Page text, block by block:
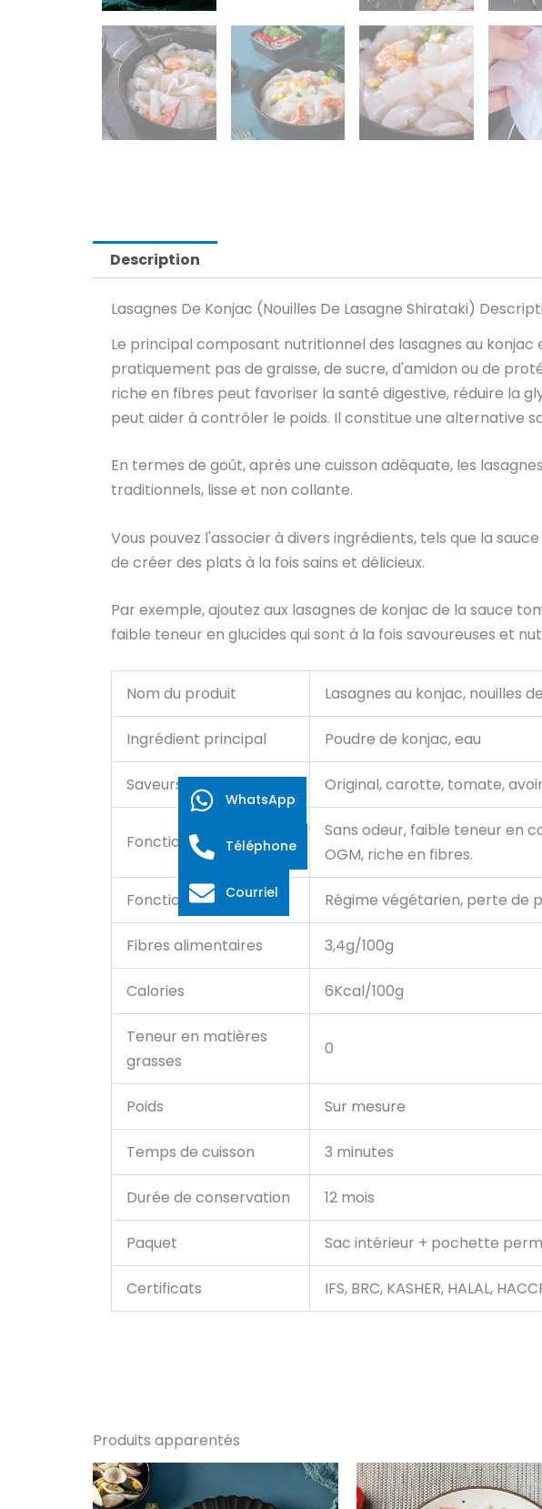
Description
Lasagnes De Konjac (nouilles De Lasagne Shirataki)
Le principal composant nutritionnel des lasagnes au konjac
pratiquement pas de graisse, de sucre, d'amidon ou de
riche en fibres peut favoriser la santé digestive, réduire la
peut aider à contrôler le poids. Il constitue une alternative
En termes de goût, après une cuisson adéquate, les
traditionnels, lisse et non collante.
Vous pouvez l'associer à divers ingrédients, tels que la
de créer des plats à la fois sains et délicieux.
Par exemple, ajoutez aux lasagnes de konjac de la sauce
faible teneur en glucides qui sont à la fois savoureuses et
Nom du produit Lasagnes au konjac, nouilles
Ingrédient principal Poudre de konjac, eau
Saveurs Original, carotte, tomate,
Fonctionnalité
Sans odeur, faible teneur en
OGM, riche en fibres.
Fonctions Régime végétarien, perte de
Fibres alimentaires 3,4g/100g
Calories 6Kcal/100g
Teneur en matières
grasses
0
Poids Sur mesure
Temps de cuisson 3 minutes
Durée de conservation 12 mois
Paquet Sac intérieur + pochette
Certificats IFS, BRC, KASHER, HALAL,
Produits apparentés
WhatsApp
Téléphone
Courriel